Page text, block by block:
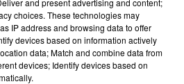
rouge sur les routes
les plus chargés de l'été,
importants que les retours.
choices. These technologies may
IP address and browsing data to offer
devices based on information actively
data; Match and combine data from
devices; Identify devices based on